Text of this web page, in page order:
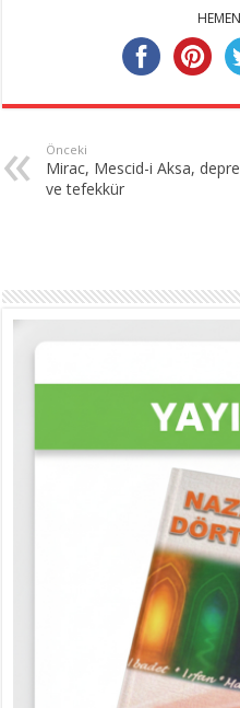
Önceki
Mirac, Mescid-i Aksa,
ve tefekkür